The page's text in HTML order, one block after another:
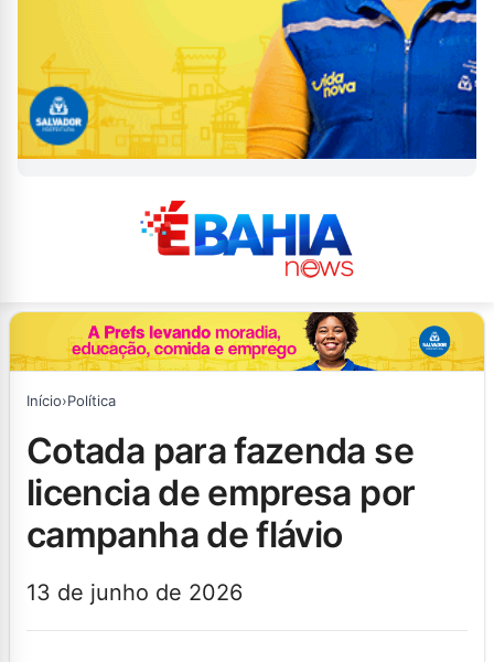
Início›Política
cotada para fazenda se
licencia de empresa por
campanha de flávio
13 de junho de 2026